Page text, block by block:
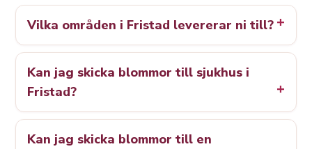
Vilka områden i Fristad levererar ni till?
Kan jag skicka blommor till sjukhus i
Fristad?
Kan jag skicka blommor till en